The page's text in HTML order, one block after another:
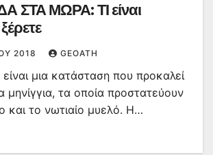
ΣΤΑ ΜΩΡΑ: ΤΙ είναι
2018 GEOATH
είναι μια κατάσταση που προκαλεί
μηνίγγια, τα οποία προστατεύουν
και το νωτιαίο μυελό. Η…